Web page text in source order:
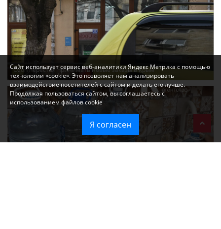
Ozon перестал принимать новые заказы в Крым
Сайт использует сервис веб-аналитики Яндекс Метрика с помощью
технологии «cookie». Это позволяет нам анализировать
взаимодействие посетителей с сайтом и делать его лучше.
Продолжая пользоваться сайтом, вы соглашаетесь с
использованием файлов cookie
Я согласен